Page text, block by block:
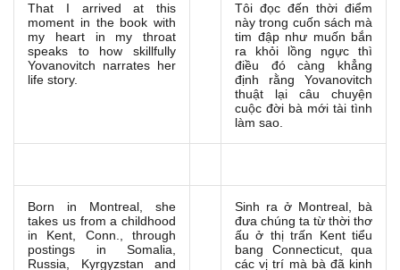
That I arrived at this
moment in the book with
my heart in my throat
speaks to how skillfully
Yovanovitch narrates her
life story.
Tôi đọc đến thời điểm
này trong cuốn sách mà
tim đập như muốn bắn
ra khỏi lồng ngực thì
điều đó càng khẳng
định rằng Yovanovitch
thuật lại câu chuyện
cuộc đời bà mới tài tình
làm sao.
Born in Montreal, she
takes us from a childhood
in Kent, Conn., through
postings in Somalia,
Russia, Kyrgyzstan and
Sinh ra ở Montreal, bà
đưa chúng ta từ thời thơ
ấu ở thị trấn Kent tiểu
bang Connecticut, qua
các vị trí mà bà đã kinh